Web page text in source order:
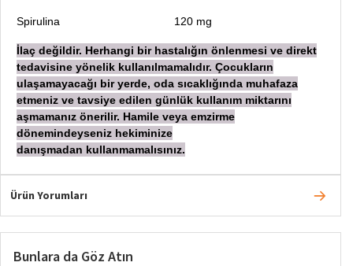
Spirulina 120 mg
İlaç değildir. Herhangi bir hastalığın önlenmesi ve direkt
tedavisine yönelik kullanılmamalıdır. Çocukların
ulaşamayacağı bir yerde, oda sıcaklığında muhafaza
etmeniz ve tavsiye edilen günlük kullanım miktarını
aşmamanız önerilir. Hamile veya emzirme
dönemindeyseniz hekiminize
danışmadan kullanmamalısınız.
Ürün Yorumları
Bunlara da Göz Atın